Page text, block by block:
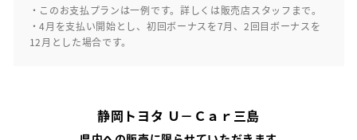
・このお支払プランは一例です。詳しくは販売店スタッフまで。
・4月を支払い開始とし、初回ボーナスを7月、2回目ボーナスを
12月とした場合です。
静岡トヨタ Ｕ－Ｃａｒ三島